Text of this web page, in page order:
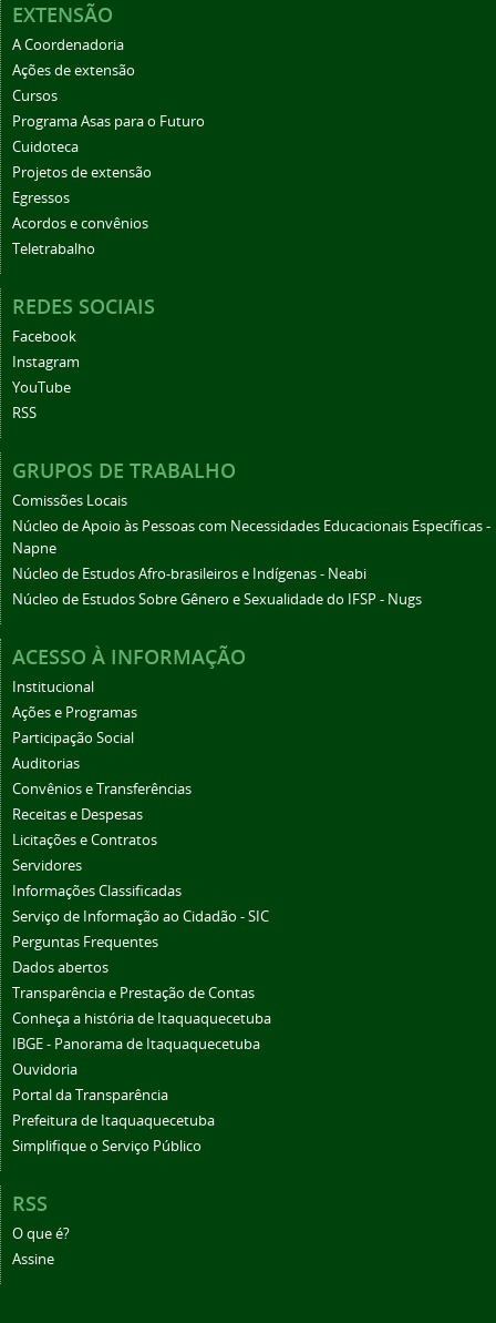
EXTENSÃO
A Coordenadoria
Ações de extensão
Cursos
Programa Asas para o Futuro
Cuidoteca
Projetos de extensão
Egressos
Acordos e convênios
Teletrabalho
REDES SOCIAIS
Facebook
Instagram
YouTube
RSS
GRUPOS DE TRABALHO
Comissões Locais
Núcleo de Apoio às Pessoas com Necessidades Educacionais Específicas -
Napne
Núcleo de Estudos Afro-brasileiros e Indígenas - Neabi
Núcleo de Estudos Sobre Gênero e Sexualidade do IFSP - Nugs
ACESSO À INFORMAÇÃO
Institucional
Ações e Programas
Participação Social
Auditorias
Convênios e Transferências
Receitas e Despesas
Licitações e Contratos
Servidores
Informações Classificadas
Serviço de Informação ao Cidadão - SIC
Perguntas Frequentes
Dados abertos
Transparência e Prestação de Contas
Conheça a história de Itaquaquecetuba
IBGE - Panorama de Itaquaquecetuba
Ouvidoria
Portal da Transparência
Prefeitura de Itaquaquecetuba
Simplifique o Serviço Público
RSS
O que é?
Assine